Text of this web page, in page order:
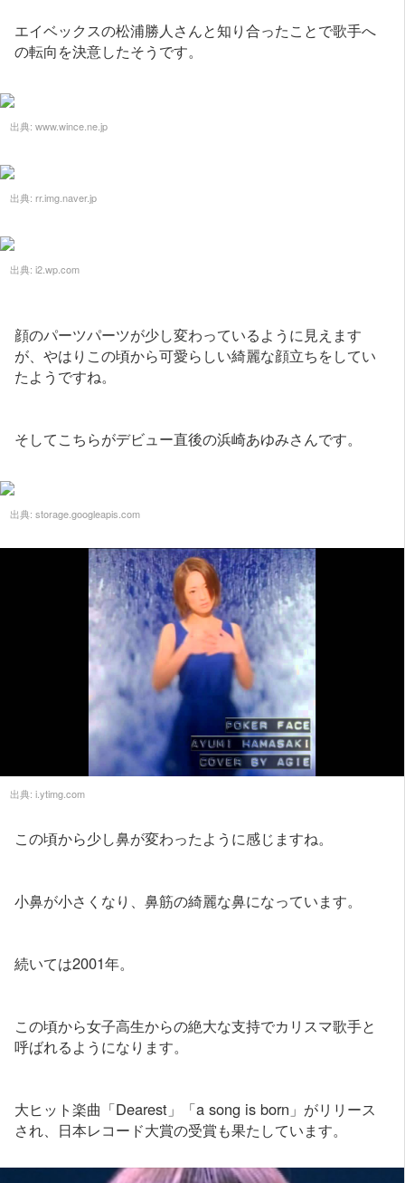
エイベックスの松浦勝人さんと知り合ったことで歌手へ
の転向を決意したそうです。
出典: www.wince.ne.jp
出典: rr.img.naver.jp
出典: i2.wp.com
顔のパーツパーツが少し変わっているように見えます
が、やはりこの頃から可愛らしい綺麗な顔立ちをしてい
たようですね。
そしてこちらがデビュー直後の浜崎あゆみさんです。
出典: storage.googleapis.com
出典: i.ytimg.com
この頃から少し鼻が変わったように感じますね。
小鼻が小さくなり、鼻筋の綺麗な鼻になっています。
続いては2001年。
この頃から女子高生からの絶大な支持でカリスマ歌手と
呼ばれるようになります。
大ヒット楽曲「Dearest」「a song is born」がリリース
され、日本レコード大賞の受賞も果たしています。